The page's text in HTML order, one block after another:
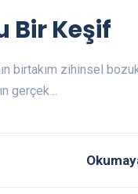
Bir Keşif
birtakım zihinsel
gerçek…